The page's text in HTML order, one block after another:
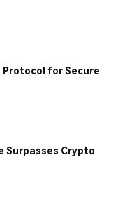
Protocol for Secure
Surpasses Crypto